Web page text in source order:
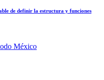
de definir la estructura y funciones